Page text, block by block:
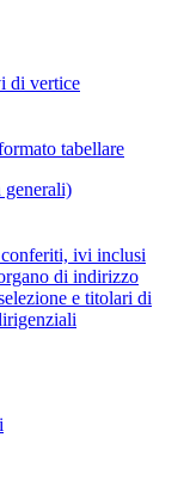
di vertice
tabellare
ivi inclusi
di indirizzo
e titolari di